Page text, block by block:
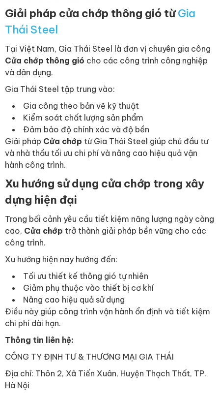
Giải pháp cửa chớp thông gió từGia
Thái Steel
Tại Việt Nam, Gia Thái Steel là đơn vị chuyên gia công
Cửa chớp thông gió cho các công trình công nghiệp
và dân dụng.
Gia Thái Steel tập trung vào:
Gia công theo bản vẽ kỹ thuật
Kiểm soát chất lượng sản phẩm
Đảm bảo độ chính xác và độ bền
Giải pháp Cửa chớp từ Gia Thái Steel giúp chủ đầu tư
và nhà thầu tối ưu chi phí và nâng cao hiệu quả vận
hành công trình.
Xu hướng sử dụng cửa chớp trong xây
dựng hiện đại
Trong bối cảnh yêu cầu tiết kiệm năng lượng ngày càng
cao, Cửa chớp trở thành giải pháp bền vững cho các
công trình.
Xu hướng hiện nay hướng đến:
Tối ưu thiết kế thông gió tự nhiên
Giảm phụ thuộc vào thiết bị cơ khí
Nâng cao hiệu quả sử dụng
Điều này giúp công trình vận hành ổn định và tiết kiệm
chi phí dài hạn.
Thông tin liên hệ:
CÔNG TY ĐỊNH TƯ & THƯƠNG MẠI GIA THÁI
Địa chỉ: Thôn 2, Xã Tiến Xuân, Huyện Thạch Thất, TP.
Hà Nội